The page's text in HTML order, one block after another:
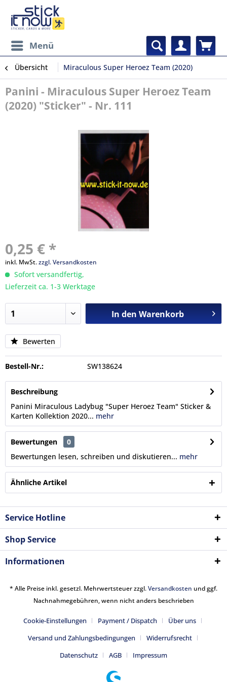
Menü
Übersicht Miraculous Super Heroez Team (2020)
Panini - Miraculous Super Heroez Team
(2020) "Sticker" - Nr. 111
0,25 € *
inkl. MwSt.zzgl. Versandkosten
Sofort versandfertig,
Lieferzeit ca. 1-3 Werktage
In den Warenkorb
Bewerten
Bestell-Nr.: SW138624
Beschreibung
Panini Miraculous Ladybug "Super Heroez Team" Sticker &
Karten Kollektion 2020... mehr
Bewertungen
0
Bewertungen lesen, schreiben und diskutieren... mehr
Ähnliche Artikel
Service Hotline
Shop Service
Informationen
* Alle Preise inkl. gesetzl. Mehrwertsteuer zzgl.Versandkosten und ggf.
Nachnahmegebühren, wenn nicht anders beschrieben
Cookie-Einstellungen Payment / Dispatch
Über uns
Versand und Zahlungsbedingungen
Widerrufsrecht
Datenschutz
AGB Impressum